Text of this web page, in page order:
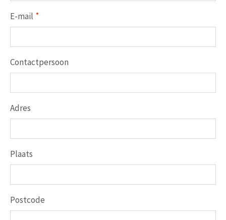
E-mail
Contactpersoon
Adres
Plaats
Postcode